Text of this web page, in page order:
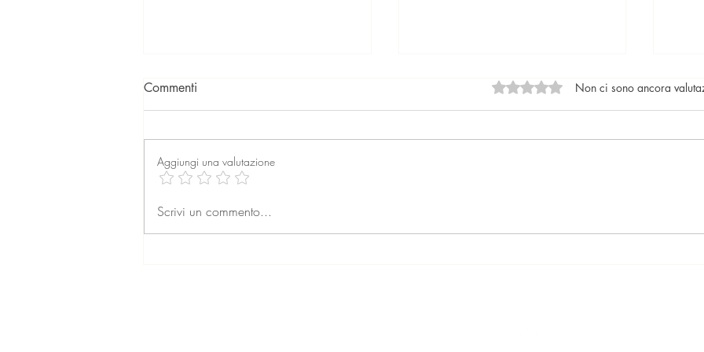
La professione dell’agente
Commenti Valutazione 0 stelle su 5.
Non ci sono ancora
Aggiungi una valutazione
Scrivi un commento...